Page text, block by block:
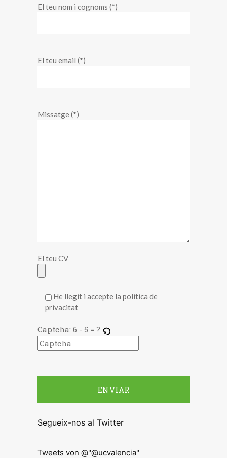
El teu nom i cognoms (*)
El teu email (*)
Missatge (*)
El teu CV
He llegit i accepte la politica de
privacitat
Captcha: 6 - 5 = ?
Segueix-nos al Twitter
Tweets von @"@ucvalencia"